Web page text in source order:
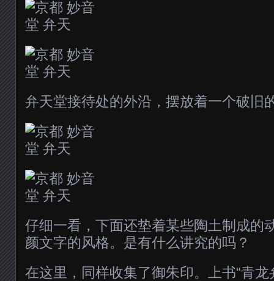
弁天堂接待处的外沿，摆放着一个破旧
仔细一看，下面还垫着某些陶土制成的
颜文字的风格。是有什么讲究的吗？
在这里，同样收集了御朱印。上书“青龙